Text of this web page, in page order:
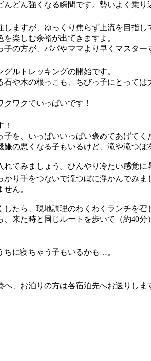
んどん強くなる瞬間です。勢いよく乗
しますが、ゆっくり焦らず上流を目指し
楽しむ余裕が出てきますよ。
の方が、パパやママより早くマスター
グルトレッキングの開始です。
石や木の根っこも、ちびっ子にとっては
ワクでいっぱいです！
子を、いっぱいいっぱい褒めてあげてく
嫌の悪くなる子もいるけど、滝や滝つ
れてみましょう。ひんやり冷たい感覚に
かり手をつないで滝つぼに浮かんでみ
ん。
したら、現地調理のわくわくランチを召
、来た時と同じルートを歩いて（約40分
ちに寝ちゃう子もいるかも…。
、お泊りの方は各宿泊先へお送りしま